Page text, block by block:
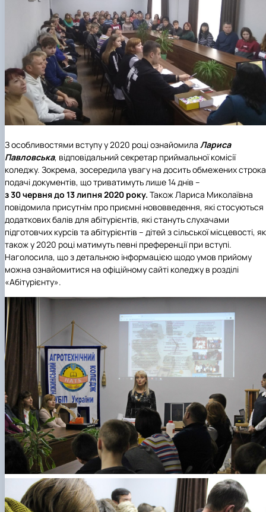
З особливостями вступу у 2020 році ознайомила Лариса
Павловська, відповідальний секретар приймальної комісії
коледжу. Зокрема, зосередила увагу на досить обмежених
подачі документів, що триватимуть лише 14 днів –
з 30 червня до 13 липня 2020 року. Також Лариса Миколаївна
повідомила присутнім про приємні нововведення, які стосуються
додаткових балів для абітурієнтів, які стануть слухачами
підготовчих курсів та абітурієнтів – дітей з сільської місцевості,
також у 2020 році матимуть певні преференції при вступі.
Наголосила, що з детальною інформацією щодо умов прийому
можна ознайомитися на офіційному сайті коледжу в розділі
«Абітурієнту».